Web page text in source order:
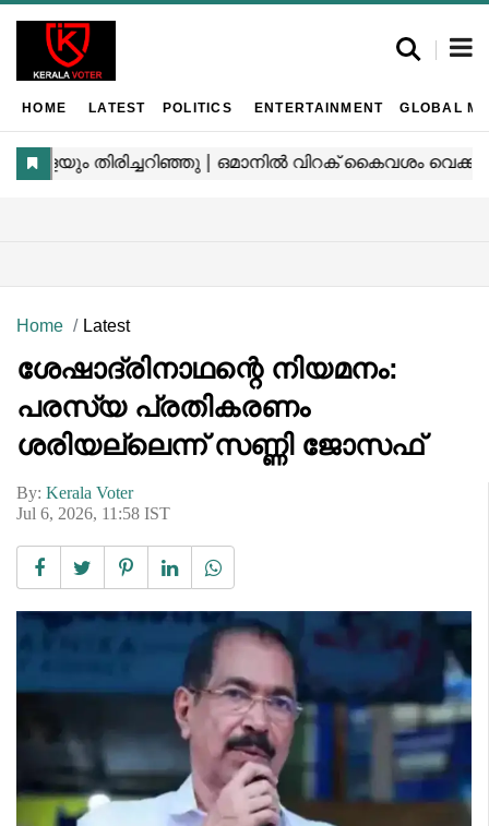
HOME LATEST POLITICS ENTERTAINMENT GLOBAL
Home Latest
ശേഷാദ്രിനാഥന്റെ നിയമനം:
പരസ്യ പ്രതികരണം
ശരിയല്ലെന്ന് സണ്ണി ജോസഫ്
By: Kerala Voter
Jul 6, 2026, 11:58 IST